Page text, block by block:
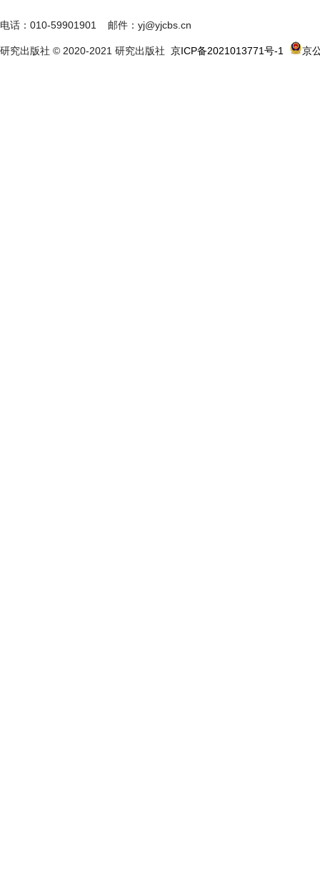
电话： 010-59901901 邮件： yj@yjcbs.cn
研究出版社 © 2020-2021 研究出版社 京ICP备2021013771号-1 京